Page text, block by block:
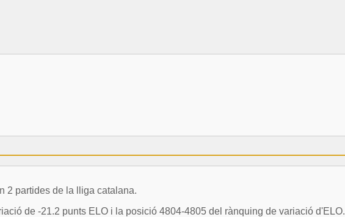
2 partides de la lliga catalana.
de -21.2 punts ELO i la posició 4804-4805 del rànquing de variació d'ELO.